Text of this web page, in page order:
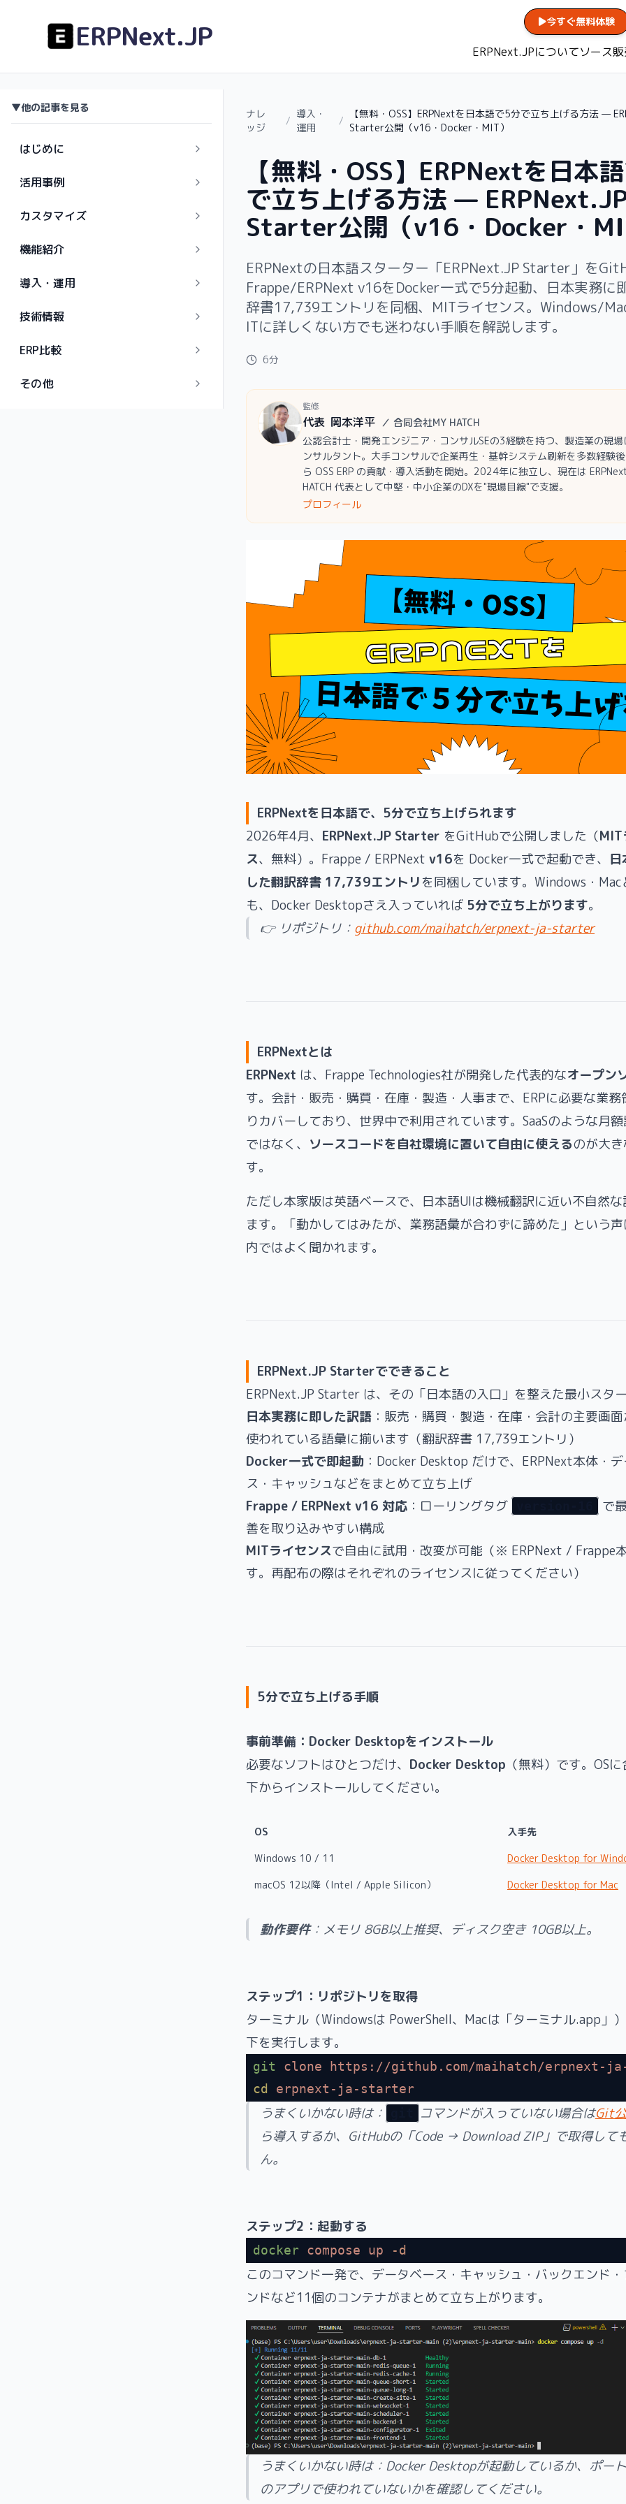
ERPNext.JP 今すぐ無料体験
ERPNext.JPについてソース
▼他の記事を見る
はじめに
活用事例
カスタマイズ
機能紹介
導入・運用
技術情報
ERP比較
その他
ナレ
ッジ
/
導入・
運用
/
【無料・OSS】ERPNextを日本語で5分で立ち上げる方法 —
Starter公開（v16・Docker・MIT）
【無料・OSS】ERPNextを日本
で立ち上げる方法 —
Starter公開（v16・Docker・
ERPNextの日本語スターター「ERPNext.JP Starter」を
Frappe/ERPNext v16をDocker一式で5分起動、日本実務に
辞書17,739エントリを同梱、MITライセンス。Windows/Mac
ITに詳しくない方でも迷わない手順を解説します。
6分
監修
代表 岡本洋平 ／ 合同会社MY HATCH
公認会計士・開発エンジニア・コンサルSEの3経験を持つ、製造業の現場
ンサルタント。大手コンサルで企業再生・基幹システム刷新を多数経験
ら OSS ERP の貢献・導入活動を開始。2024年に独立し、現在は
HATCH 代表として中堅・中小企業のDXを"現場目線"で支援。
プロフィール
ERPNextを日本語で、5分で立ち上げられます
2026年4月、 ERPNext.JP Starter をGitHubで公開しました（MIT
ス、無料）。Frappe / ERPNext v16を Docker一式で起動でき、
した翻訳辞書 17,739エントリ を同梱しています。Windows・Mac
も、Docker Desktopさえ入っていれば 5分で立ち上がります。
👉 リポジトリ： github.com/maihatch/erpnext-ja-starter
ERPNextとは
ERPNext は、Frappe Technologies社が開発した代表的なオープン
す。会計・販売・購買・在庫・製造・人事まで、ERPに必要な業務
りカバーしており、世界中で利用されています。SaaSのような月
ではなく、 ソースコードを自社環境に置いて自由に使えるのが大
す。
ただし本家版は英語ベースで、日本語UIは機械翻訳に近い不自然な
ます。「動かしてはみたが、業務語彙が合わずに諦めた」という
内ではよく聞かれます。
ERPNext.JP Starterでできること
ERPNext.JP Starter は、その「日本語の入口」を整えた最小スター
日本実務に即した訳語 ：販売・購買・製造・在庫・会計の主要画
使われている語彙に揃います（翻訳辞書 17,739エントリ）
Docker一式で即起動 ：Docker Desktop だけで、ERPNext本体・
ス・キャッシュなどをまとめて立ち上げ
Frappe / ERPNext v16 対応 ：ローリングタグ
で
善を取り込みやすい構成
MITライセンスで自由に試用・改変が可能（※ ERPNext / Frappe
す。再配布の際はそれぞれのライセンスに従ってください）
5分で立ち上げる手順
事前準備：Docker Desktopをインストール
必要なソフトはひとつだけ、 Docker Desktop （無料）です。OS
下からインストールしてください。
OS
入手先
Windows 10 / 11
Docker Desktop for
macOS 12以降（Intel / Apple Silicon）
Docker Desktop for Mac
動作要件：メモリ 8GB以上推奨、ディスク空き 10GB以上。
ステップ1：リポジトリを取得
ターミナル（Windowsは PowerShell、Macは「ターミナル.app」
下を実行します。
git clone https://github.com/maihatch/erpnext-
cd
erpnext-ja-starter
うまくいかない時は： コマンドが入っていない場合はGit
ら導入するか、GitHubの「Code → Download ZIP」で取得して
ん。
ステップ2：起動する
docker compose up -d
このコマンド一発で、データベース・キャッシュ・バックエンド
ンドなど11個のコンテナがまとめて立ち上がります。
うまくいかない時は：Docker Desktopが起動しているか、ポー
のアプリで使われていないかを確認してください。